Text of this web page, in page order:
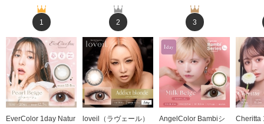
1
EverColor 1day Natur
2
loveil（ラヴェール）
3
AngelColor Bambiシ
Cheritta